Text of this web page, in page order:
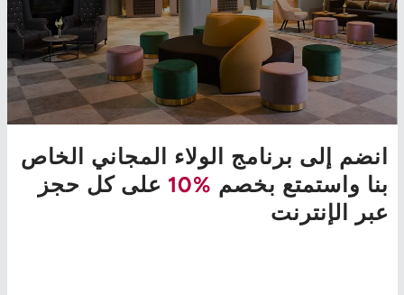
انضم إلى برنامج الولاء المجاني الخاص
بنا واستمتع بخصم %10
على كل حجز
عبر الإنترنت